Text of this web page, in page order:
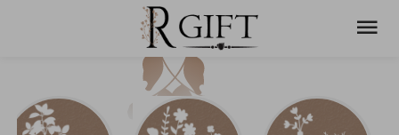
עגלת
שלך
ניקוי
הסל